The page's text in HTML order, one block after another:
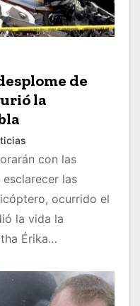
de
la
con las
las
ocurrido el
la vida la
Érika…